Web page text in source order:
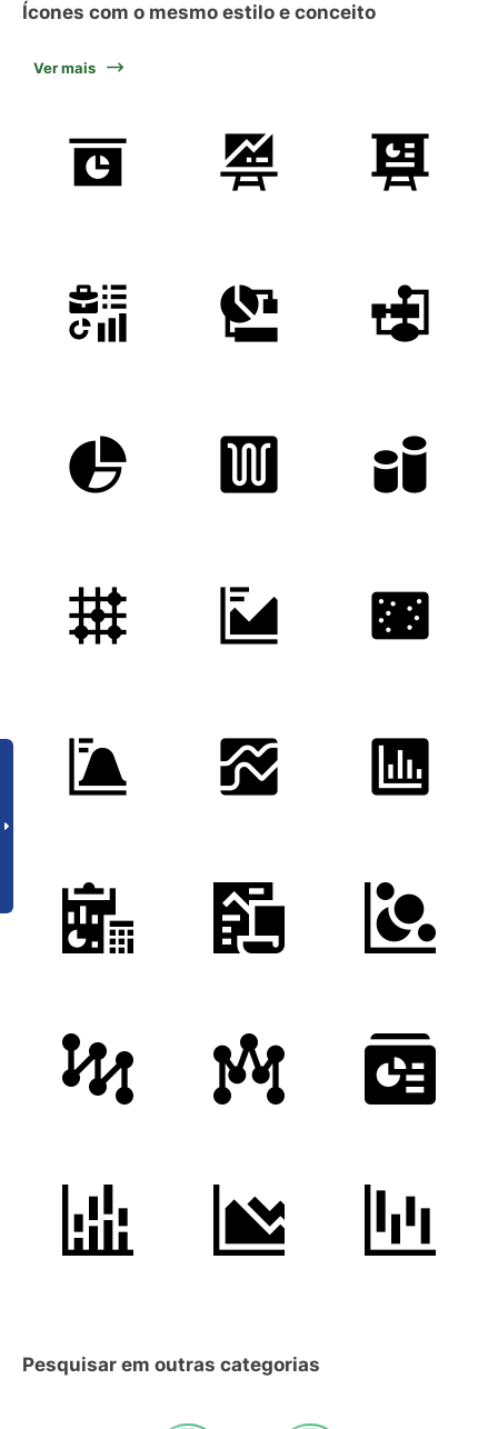
Ícones com o mesmo estilo e conceito
Ver mais
Pesquisar em outras categorias